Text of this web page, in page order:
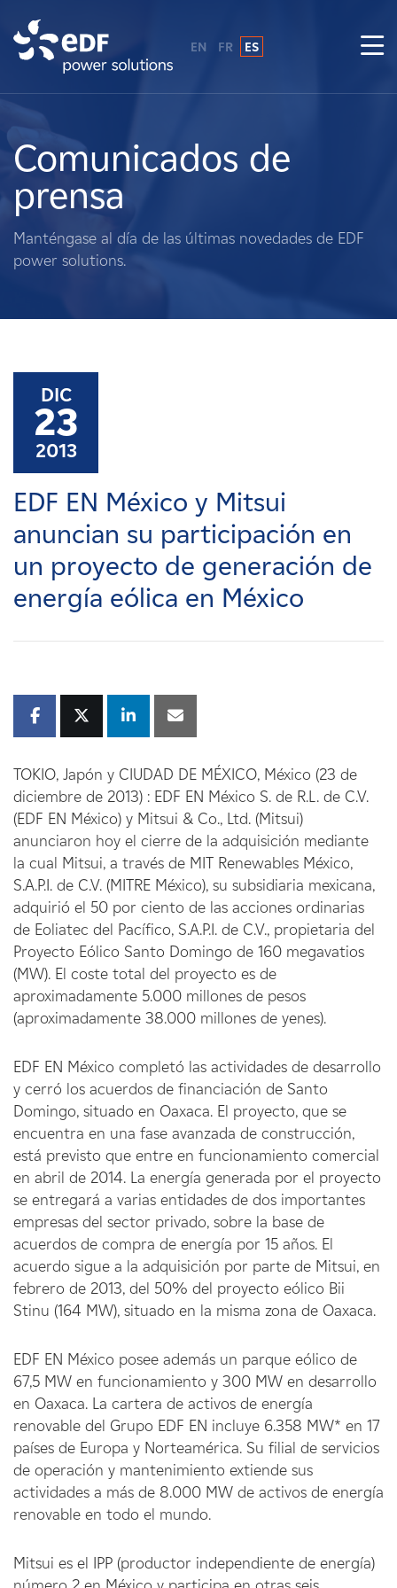
Sobre nosotros
Qué hacemos
Terratenientes
Carreras
Noticias
Contacte con
Afiliados
EN FR ES
Comunicados de
prensa
Manténgase al día de las últimas novedades de EDF
power solutions.
DIC
23
2013
EDF EN México y Mitsui
anuncian su participación en
un proyecto de generación de
energía eólica en México
TOKIO, Japón y CIUDAD DE MÉXICO, México (23 de
diciembre de 2013) : EDF EN México S. de R.L. de C.V.
(EDF EN México) y Mitsui & Co., Ltd. (Mitsui)
anunciaron hoy el cierre de la adquisición mediante
la cual Mitsui, a través de MIT Renewables México,
S.A.P.I. de C.V. (MITRE México), su subsidiaria mexicana,
adquirió el 50 por ciento de las acciones ordinarias
de Eoliatec del Pacífico, S.A.P.I. de C.V., propietaria del
Proyecto Eólico Santo Domingo de 160 megavatios
(MW). El coste total del proyecto es de
aproximadamente 5.000 millones de pesos
(aproximadamente 38.000 millones de yenes).
EDF EN México completó las actividades de desarrollo
y cerró los acuerdos de financiación de Santo
Domingo, situado en Oaxaca. El proyecto, que se
encuentra en una fase avanzada de construcción,
está previsto que entre en funcionamiento comercial
en abril de 2014. La energía generada por el proyecto
se entregará a varias entidades de dos importantes
empresas del sector privado, sobre la base de
acuerdos de compra de energía por 15 años. El
acuerdo sigue a la adquisición por parte de Mitsui, en
febrero de 2013, del 50% del proyecto eólico Bii
Stinu (164 MW), situado en la misma zona de Oaxaca.
EDF EN México posee además un parque eólico de
67,5 MW en funcionamiento y 300 MW en desarrollo
en Oaxaca. La cartera de activos de energía
renovable del Grupo EDF EN incluye 6.358 MW* en 17
países de Europa y Norteamérica. Su filial de servicios
de operación y mantenimiento extiende sus
actividades a más de 8.000 MW de activos de energía
renovable en todo el mundo.
Mitsui es el IPP (productor independiente de energía)